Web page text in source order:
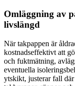
Omläggning av
livslängd
När takpappen är
kostnadseffektivt att
och fuktmätning,
eventuella
ytskikt, justerar fall